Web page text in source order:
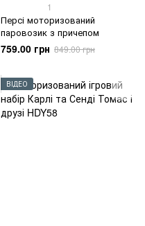
1
Персі моторизований
паровозик з причепом
759.00 грн 849.00 грн
ВІДЕО